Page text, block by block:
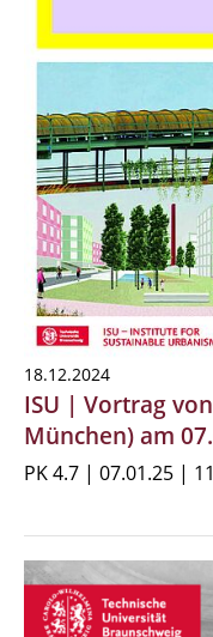
18.12.2024
ISU | Vortrag
München) am
PK 4.7 | 07.01.25 |